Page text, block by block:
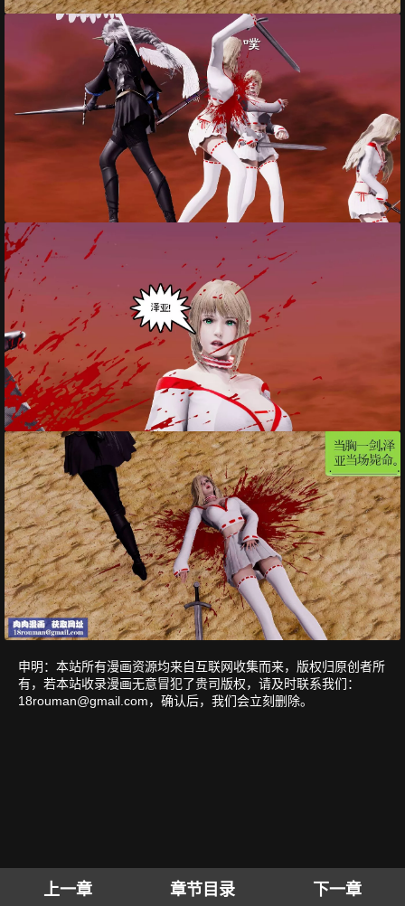
上一章 章节目录 下一章
申明：本站所有漫画资源均来自互联网收集而来，版权归原创者所
有，若本站收录漫画无意冒犯了贵司版权，请及时联系我们：
18rouman@gmail.com，确认后，我们会立刻删除。